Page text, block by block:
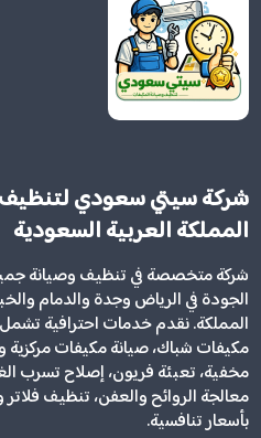
شركة سيتي سعودي لتنظيف
المملكة العربية السعودية
شركة متخصصة في تنظيف وصيانة جميع
الجودة في الرياض وجدة والدمام
المملكة. نقدم خدمات احترافية
مكيفات شباك، صيانة مكيفات
مخفية، تعبئة فريون، إصلاح تسرب
معالجة الروائح والعفن، تنظيف
بأسعار تنافسية.